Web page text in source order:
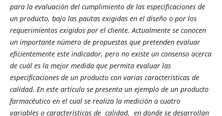
para la evaluación del cumplimiento de las especificaciones de
un producto, bajo las pautas exigidas en el diseño o por los
requerimientos exigidos por el cliente. Actualmente se conocen
un importante número de propuestas que pretenden evaluar
eficientemente este indicador, pero no existe un consenso acerca
de cuál es la mejor medida que permita evaluar las
especificaciones de un producto con varias características de
calidad. En este artículo se presenta un ejemplo de un producto
farmacéutico en el cual se realiza la medición a cuatro
variables o características de calidad, en donde se desarrollan